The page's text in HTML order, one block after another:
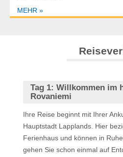
MEHR »
Tag 1: Willkommen im
Rovaniemi
Ihre Reise beginnt mit Ihrer
Hauptstadt Lapplands. Hier
Ferienhaus und können in
gehen Sie schon einmal auf